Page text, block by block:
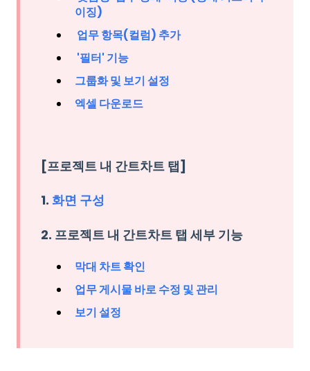
이징)
업무 항목(컬럼) 추가
'필터' 기능
그룹화 및 보기 설정
엑셀 다운로드
[프로젝트 내 간트차트 탭]
1. 화면 구성
2. 프로젝트 내 간트차트 탭 세부 기능
막대 차트 확인
업무 게시물 바로 수정 및 관리
보기 설정